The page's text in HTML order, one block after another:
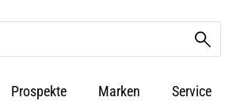
Prospekte Marken Service